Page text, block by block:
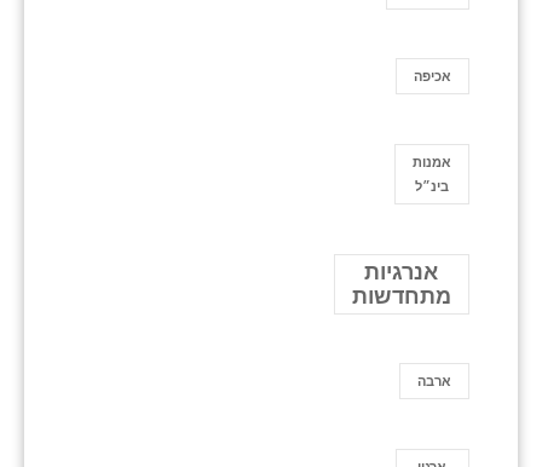
אכיפה
אמנות
בינ״ל
אנרגיות
מתחדשות
ארבה